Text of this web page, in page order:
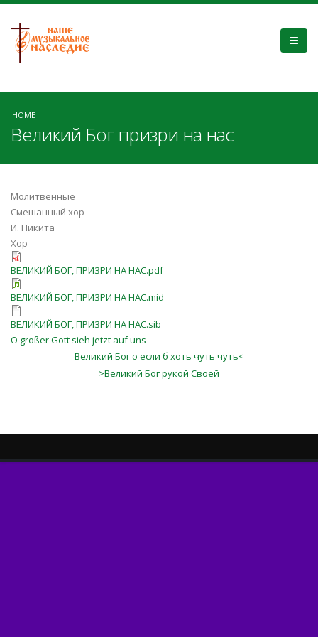
HOME
Великий Бог призри на нас
Молитвенные
Смешанный хор
И. Никита
Хор
ВЕЛИКИЙ БОГ, ПРИЗРИ НА НАС.pdf
ВЕЛИКИЙ БОГ, ПРИЗРИ НА НАС.mid
ВЕЛИКИЙ БОГ, ПРИЗРИ НА НАС.sib
O großer Gott sieh jetzt auf uns
Великий Бог о если б хоть чуть чуть<
>Великий Бог рукой Своей